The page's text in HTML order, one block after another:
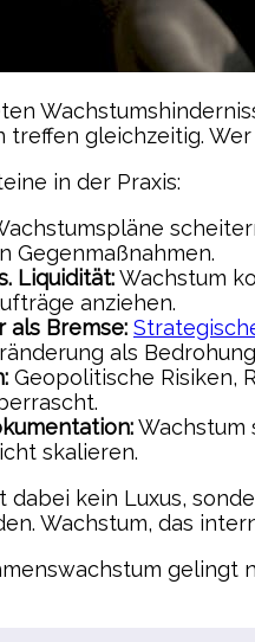
treffen gleichzeitig.
in der Praxis:
Gegenmaßnahmen.
Liquidität:Wachstum
anziehen.
als Bremse:
als
Geopolitische Risiken,
Wachstum
skalieren.
dabei kein Luxus,
Wachstum, das
gelingt